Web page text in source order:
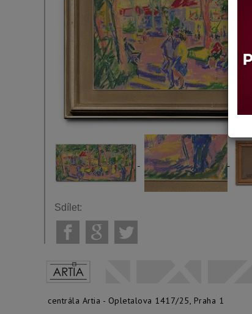
Sdílet:
centrála Artia - Opletalova 1417/25, Praha 1